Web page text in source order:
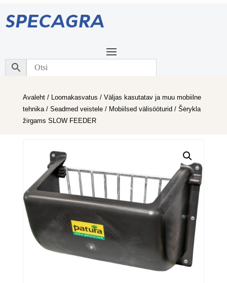
Avaleht/ Loomakasvatus / Väljas kasutatav ja muu mobiilne
tehnika/ Seadmed veistele/ Mobiilsed välisööturid / Šėrykla
žirgams SLOW FEEDER